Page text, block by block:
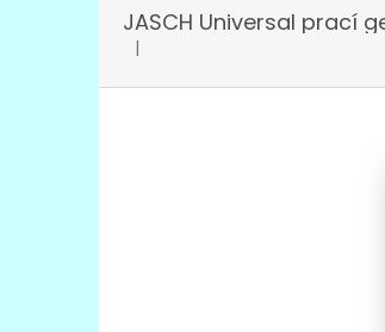
Hodnocení produktu je 3 z 5
|